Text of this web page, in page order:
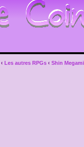
‹ Les autres RPGs ‹ Shin